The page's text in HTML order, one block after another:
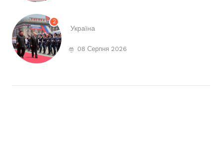
2
Україна
08 Серпня 2026